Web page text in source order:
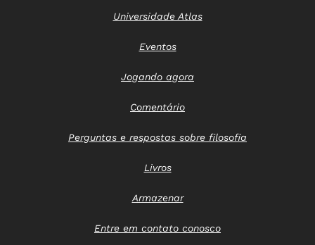
Universidade Atlas
Eventos
Jogando agora
Comentário
Perguntas e respostas sobre filosofia
Livros
Armazenar
Entre em contato conosco